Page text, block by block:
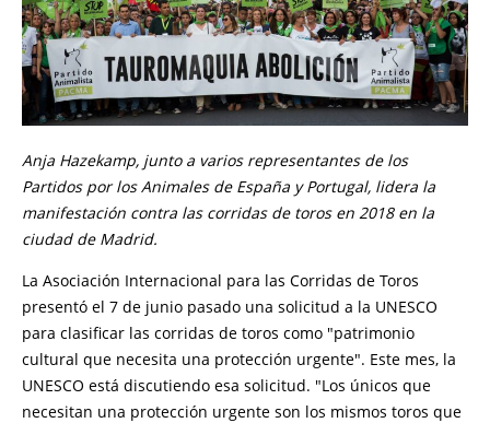
Anja Hazekamp, ​​junto a varios representantes de los
Partidos por los Animales de España y Portugal, lidera la
manifestación contra las corridas de toros en 2018 en la
ciudad de Madrid.
La Asociación Internacional para las Corridas de Toros
presentó el 7 de junio pasado una solicitud a la UNESCO
para clasificar las corridas de toros como "patrimonio
cultural que necesita una protección urgente". Este mes, la
UNESCO está discutiendo esa solicitud. "Los únicos que
necesitan una protección urgente son los mismos toros que